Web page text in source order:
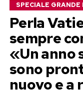
SPECIALE GRANDE
Perla
sempre
«Un anno
sono
nuovo e a